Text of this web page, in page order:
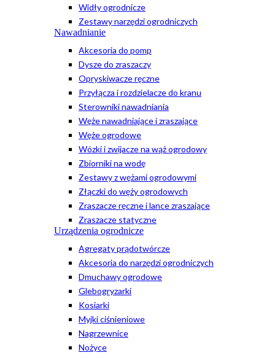
Widły ogrodnicze
Zestawy narzędzi ogrodniczych
Nawadnianie
Akcesoria do pomp
Dysze do zraszaczy
Opryskiwacze ręczne
Przyłącza i rozdzielacze do kranu
Sterowniki nawadniania
Węże nawadniające i zraszające
Węże ogrodowe
Wózki i zwijacze na wąż ogrodowy
Zbiorniki na wodę
Zestawy z wężami ogrodowymi
Złączki do węży ogrodowych
Zraszacze ręczne i lance zraszające
Zraszacze statyczne
Urządzenia ogrodnicze
Agregaty prądotwórcze
Akcesoria do narzędzi ogrodniczych
Dmuchawy ogrodowe
Glebogryzarki
Kosiarki
Myjki ciśnieniowe
Nagrzewnice
Nożyce